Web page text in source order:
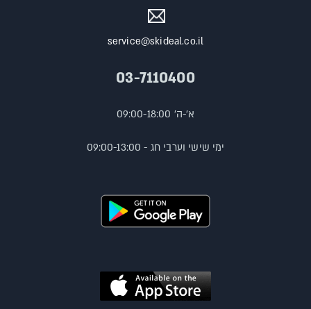
service@skideal.co.il
03-7110400
א'-ה' 09:00-18:00
ימי שישי וערבי חג - 09:00-13:00